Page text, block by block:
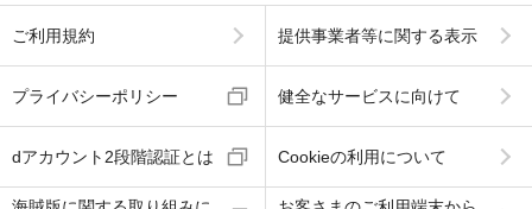
ご利用規約 提供事業者等に関する表示
プライバシーポリシー 健全なサービスに向けて
dアカウント2段階認証とは Cookieの利用について